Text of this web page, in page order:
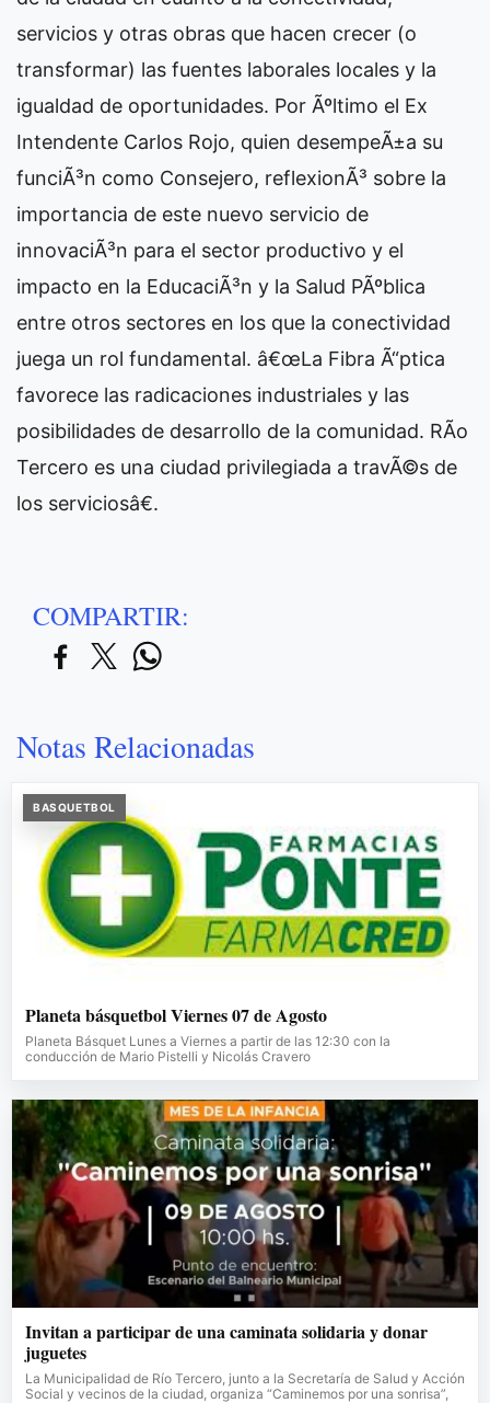
servicios y otras obras que hacen crecer (o
transformar) las fuentes laborales locales y la
igualdad de oportunidades. Por Ãºltimo el Ex
Intendente Carlos Rojo, quien desempeÃ±a su
funciÃ³n como Consejero, reflexionÃ³ sobre la
importancia de este nuevo servicio de
innovaciÃ³n para el sector productivo y el
impacto en la EducaciÃ³n y la Salud PÃºblica
entre otros sectores en los que la conectividad
juega un rol fundamental. â€œLa Fibra Ã“ptica
favorece las radicaciones industriales y las
posibilidades de desarrollo de la comunidad. RÃ­o
Tercero es una ciudad privilegiada a travÃ©s de
los serviciosâ€.
COMPARTIR:
Notas Relacionadas
BASQUETBOL
Planeta básquetbol Viernes 07 de Agosto
Planeta Básquet Lunes a Viernes a partir de las 12:30 con la
conducción de Mario Pistelli y Nicolás Cravero
Invitan a participar de una caminata solidaria y donar
juguetes
La Municipalidad de Río Tercero, junto a la Secretaría de Salud y Acción
Social y vecinos de la ciudad, organiza “Caminemos por una sonrisa”,